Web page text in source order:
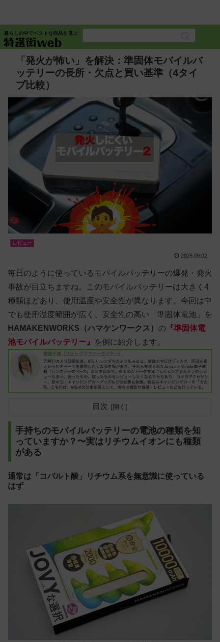
暮らしの中でベストな商品を選ぶ
「発火が怖い」を解決：準固体モバイルバ
ッテリーの長所・欠点と買い基準（4タイ
プ比較）
レビュー
2025.09.02
毎日のように使っているモバイルバッテリーの爆発・発火
事故が目立ちますね。このモバイルバッテリーは大きく4
種類ほどあり、使用温度や安全性が異なります。今回は中
でも使用温度範囲が広く、安全性の高い「準固体電池」を
HAMAKENWORKS（ハマケンワークス） の 『準固体電
池モバイルバッテリー』
を例に紹介します。
目次
手持ちのモバイルバッテリーの電池の種類を知
っていますか？〜実はリチウムイオンにも種類
がある
通常は「コバルト酸」リチウム系を無意識に使っている
はず